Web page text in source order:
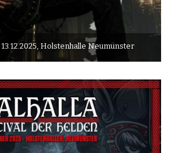
13.12.2025, Holstenhalle Neumünster